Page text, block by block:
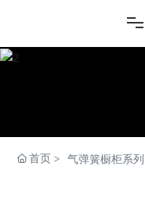
首页 气弹簧橱柜系列